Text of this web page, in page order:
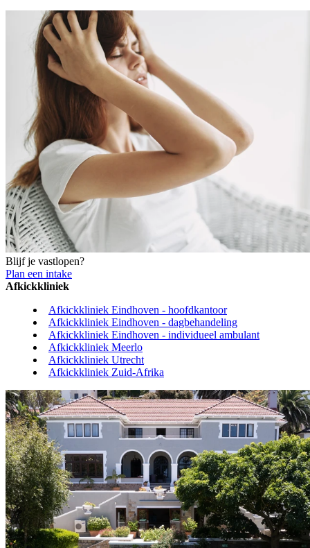
Blijf je vastlopen?
Plan een intake
Afkickkliniek
Afkickkliniek Eindhoven - hoofdkantoor
Afkickkliniek Eindhoven - dagbehandeling
Afkickkliniek Eindhoven - individueel ambulant
Afkickkliniek Meerlo
Afkickkliniek Utrecht
Afkickkliniek Zuid-Afrika